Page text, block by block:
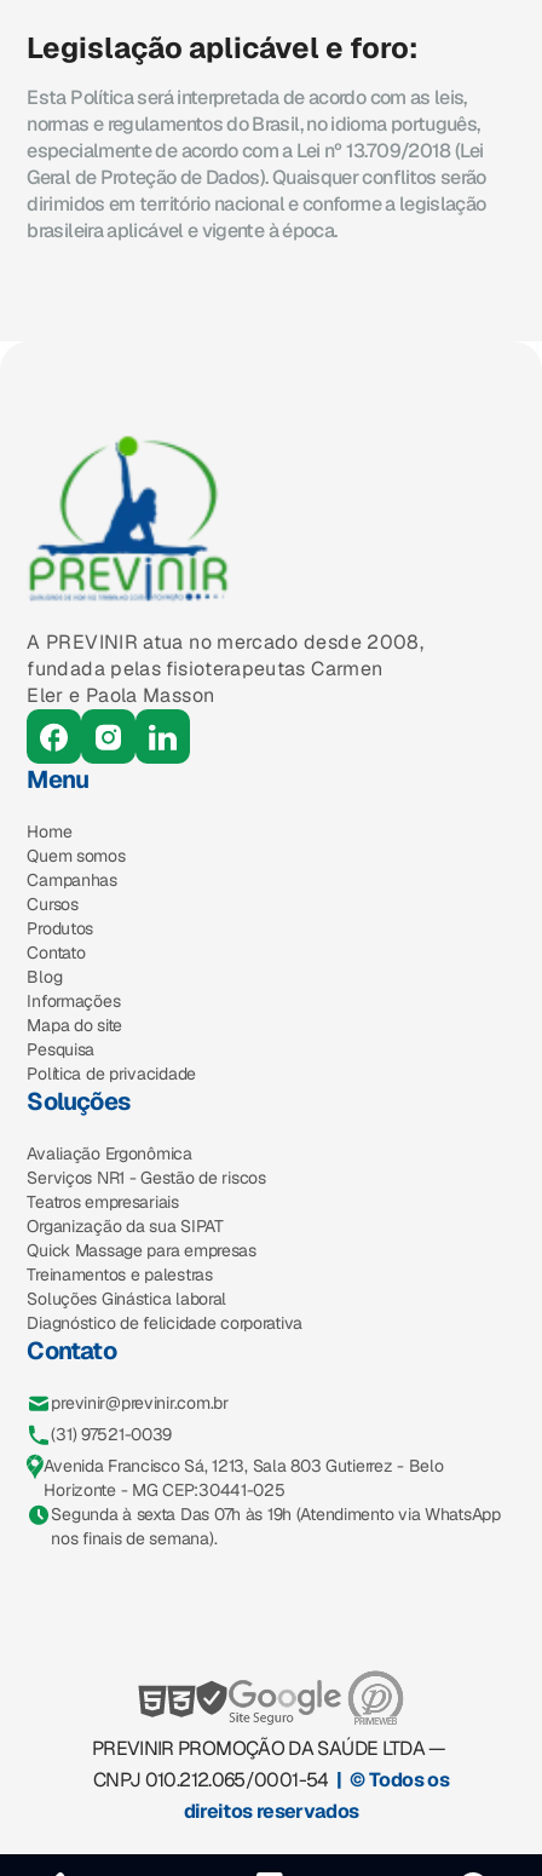
Legislação aplicável e foro:
Esta Política será interpretada de acordo com as leis,
normas e regulamentos do Brasil, no idioma português,
especialmente de acordo com a Lei nº 13.709/2018 (Lei
Geral de Proteção de Dados). Quaisquer conflitos serão
dirimidos em território nacional e conforme a legislação
brasileira aplicável e vigente à época.
A PREVINIR atua no mercado desde 2008,
fundada pelas fisioterapeutas Carmen
Eler e Paola Masson
Menu
Home
Quem somos
Campanhas
Cursos
Produtos
Contato
Blog
Informações
Mapa do site
Pesquisa
Política de privacidade
Soluções
Avaliação Ergonômica
Serviços NR1 - Gestão de riscos
Teatros empresariais
Organização da sua SIPAT
Quick Massage para empresas
Treinamentos e palestras
Soluções Ginástica laboral
Diagnóstico de felicidade corporativa
Contato
previnir@previnir.com.br
(31) 97521-0039
Avenida Francisco Sá, 1213, Sala 803 Gutierrez - Belo
Horizonte - MG CEP:30441-025
Segunda à sexta Das 07h às 19h (Atendimento via WhatsApp
nos finais de semana).
PREVINIR PROMOÇÃO DA SAÚDE LTDA —
CNPJ 010.212.065/0001-54 | © Todos os
direitos reservados